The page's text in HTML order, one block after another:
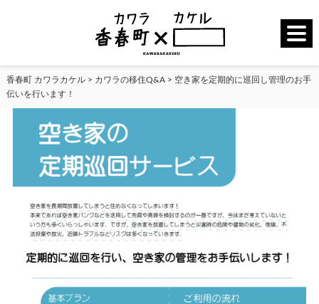
香春町 カワラカケル> カワラの移住Q&A> 空き家を定期的に巡回し管理のお手
伝いを行います！